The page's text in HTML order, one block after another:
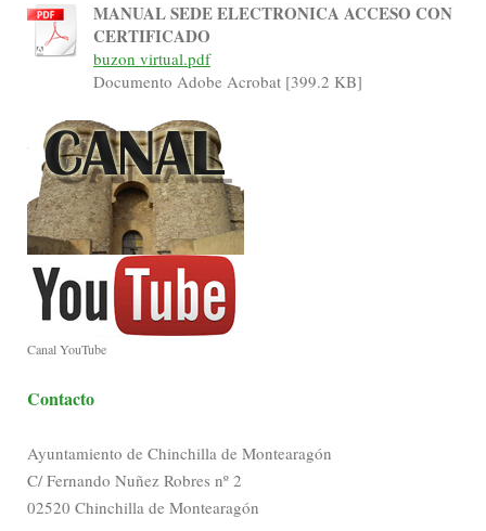
MANUAL SEDE ELECTRONICA ACCESO CON
CERTIFICADO
buzon virtual.pdf
Documento Adobe Acrobat [399.2 KB]
Canal YouTube
Contacto
Ayuntamiento de Chinchilla de Montearagón
C/ Fernando Nuñez Robres nº 2
02520 Chinchilla de Montearagón